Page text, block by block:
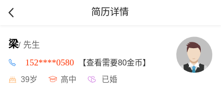
简历详情
梁/ 先生
152****0580 【查看需要80金币】
39岁 高中 已婚